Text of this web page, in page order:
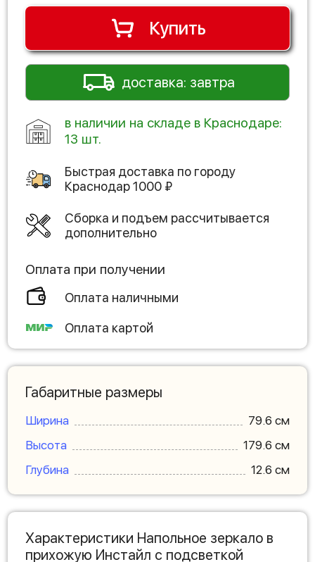
Купить
доставка: завтра
в наличии на складе в Краснодаре:
13 шт.
Быстрая доставка по городу
Краснодар1000 ₽
Сборка и подъем рассчитывается
дополнительно
Оплата при получении
Оплата наличными
Оплата картой
Габаритные размеры
Ширина
79.6 см
Высота
179.6 см
Глубина
12.6 см
Характеристики Напольное зеркало в
прихожую Инстайл с подсветкой